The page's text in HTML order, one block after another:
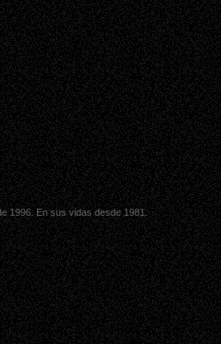
1996. En sus vidas desde 1981.